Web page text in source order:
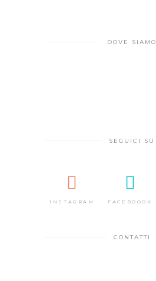
DOVE SIAMO
SEGUICI SU
INSTAGRAM FACEBOOOK
CONTATTI